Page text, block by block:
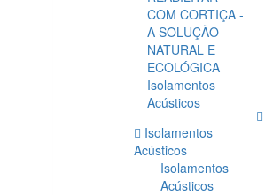
COM CORTIÇA -
A SOLUÇÃO
NATURAL E
ECOLÓGICA
Isolamentos
Acústicos
Isolamentos
Acústicos
Isolamentos
Acústicos